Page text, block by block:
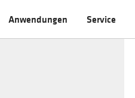
Anwendungen Service